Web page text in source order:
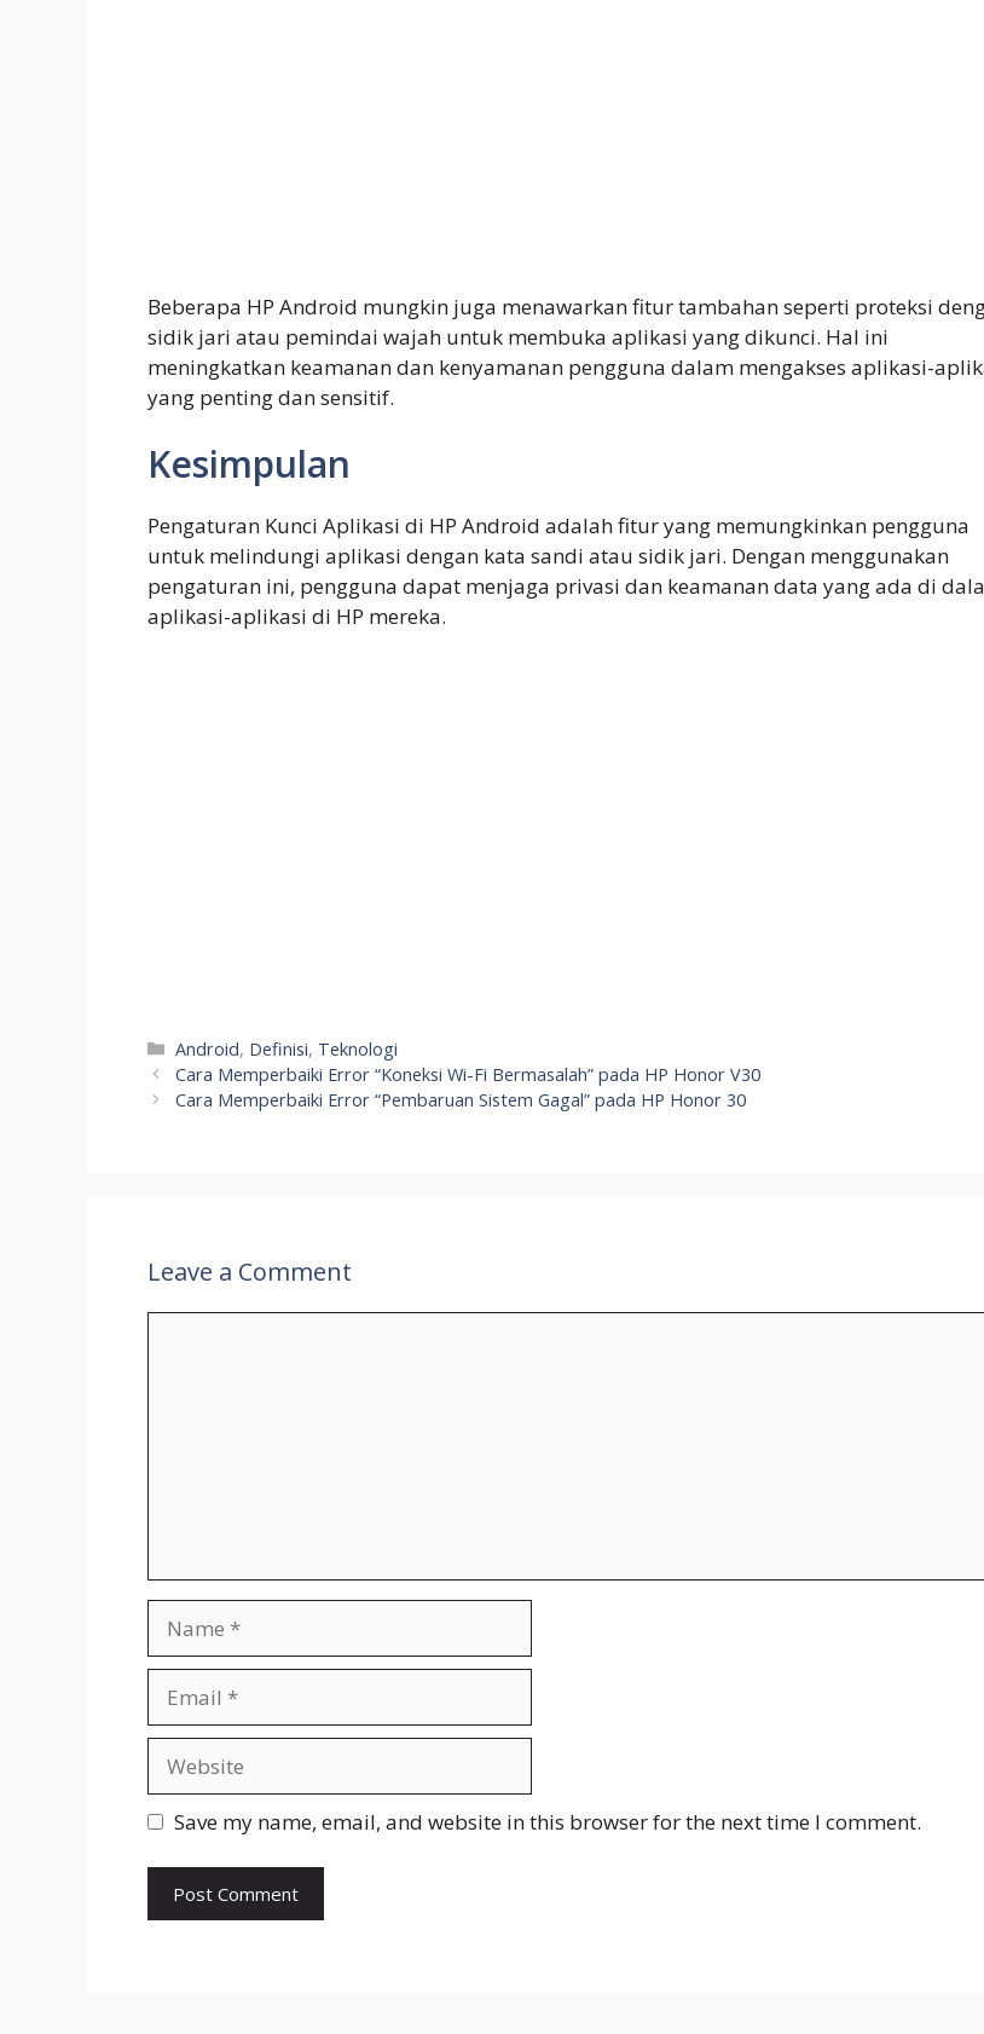
Beberapa HP Android mungkin juga menawarkan fitur tambahan seperti proteksi
sidik jari atau pemindai wajah untuk membuka aplikasi yang dikunci. Hal ini
meningkatkan keamanan dan kenyamanan pengguna dalam mengakses aplikasi-
yang penting dan sensitif.
Kesimpulan
Pengaturan Kunci Aplikasi di HP Android adalah fitur yang memungkinkan pengguna
untuk melindungi aplikasi dengan kata sandi atau sidik jari. Dengan menggunakan
pengaturan ini, pengguna dapat menjaga privasi dan keamanan data yang ada di
aplikasi-aplikasi di HP mereka.
Categories
Android, Definisi, Teknologi
Cara Memperbaiki Error “Koneksi Wi-Fi Bermasalah” pada HP Honor V30
Cara Memperbaiki Error “Pembaruan Sistem Gagal” pada HP Honor 30
Leave a Comment
Save my name, email, and website in this browser for the next time I comment.